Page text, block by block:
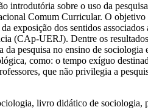
introdutória sobre o uso da
Comum Curricular. O objetivo
exposição dos sentidos
(CAp-UERJ). Dentre os
da pesquisa no ensino de
como: o tempo exíguo
que não privilegia a
livro didático de sociologia,